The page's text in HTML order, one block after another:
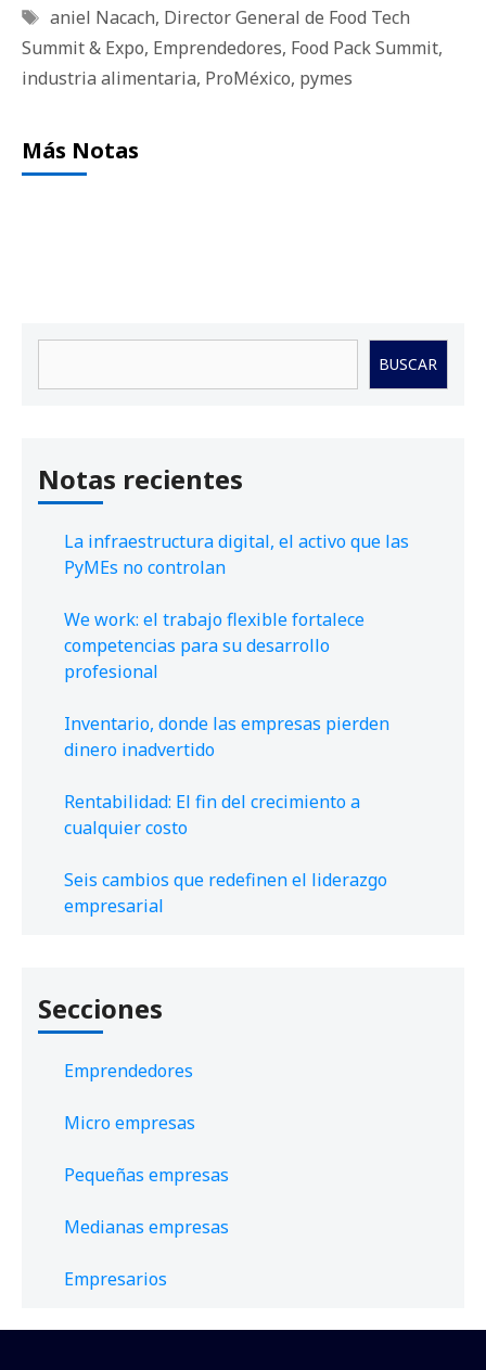
Etiquetas
aniel Nacach, Director General de Food Tech
Summit & Expo, Emprendedores, Food Pack Summit,
industria alimentaria, ProMéxico, pymes
Más Notas
BUSCAR
Notas recientes
La infraestructura digital, el activo que las
PyMEs no controlan
We work: el trabajo flexible fortalece
competencias para su desarrollo
profesional
Inventario, donde las empresas pierden
dinero inadvertido
Rentabilidad: El fin del crecimiento a
cualquier costo
Seis cambios que redefinen el liderazgo
empresarial
Secciones
Emprendedores
Micro empresas
Pequeñas empresas
Medianas empresas
Empresarios